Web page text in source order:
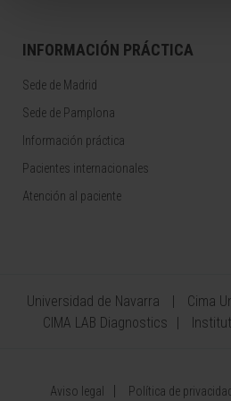
INFORMACIÓN PRÁCTICA
Sede de Madrid
Sede de Pamplona
Información práctica
Pacientes internacionales
Atención al paciente
Universidad de Navarra
Cima
CIMA LAB Diagnostics
Aviso legal Política de privacidad